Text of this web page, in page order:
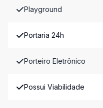
Playground
Portaria 24h
Porteiro Eletrônico
Possui Viabilidade